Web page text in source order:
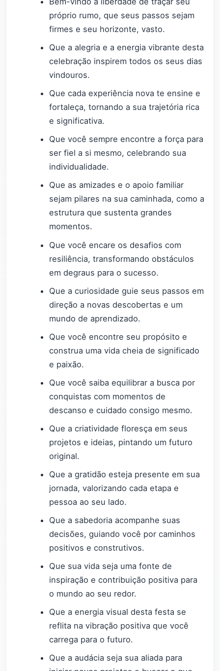
próprio rumo, que seus passos sejam
firmes e seu horizonte, vasto.
Que a alegria e a energia vibrante desta
celebração inspirem todos os seus dias
vindouros.
Que cada experiência nova te ensine e
fortaleça, tornando a sua trajetória rica
e significativa.
Que você sempre encontre a força para
ser fiel a si mesmo, celebrando sua
individualidade.
Que as amizades e o apoio familiar
sejam pilares na sua caminhada, como a
estrutura que sustenta grandes
momentos.
Que você encare os desafios com
resiliência, transformando obstáculos
em degraus para o sucesso.
Que a curiosidade guie seus passos em
direção a novas descobertas e um
mundo de aprendizado.
Que você encontre seu propósito e
construa uma vida cheia de significado
e paixão.
Que você saiba equilibrar a busca por
conquistas com momentos de
descanso e cuidado consigo mesmo.
Que a criatividade floresça em seus
projetos e ideias, pintando um futuro
original.
Que a gratidão esteja presente em sua
jornada, valorizando cada etapa e
pessoa ao seu lado.
Que a sabedoria acompanhe suas
decisões, guiando você por caminhos
positivos e construtivos.
Que sua vida seja uma fonte de
inspiração e contribuição positiva para
o mundo ao seu redor.
Que a energia visual desta festa se
reflita na vibração positiva que você
carrega para o futuro.
Que a audácia seja sua aliada para